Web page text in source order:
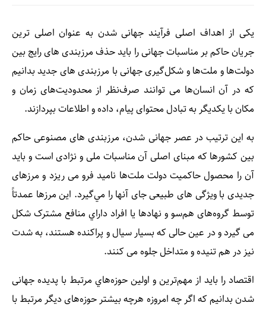
يكی از اهداف‌ اصلی فرآيند جهانی شدن‌ به عنوان اصلی ترين
جريان حاكم بر مناسبات جهانی را بايد حذف ‌مرزبندی های رايج بين
دولت‌ها و ملت‌ها‌ و شكل‌گيری جهانی با مرزبندی های جديد بدانيم
كه در آن انسان‌ها می توانند صرف‌نظر از محدوديت‌های زمان و
مكان با يكديگر به تبادل محتوای پيام‌، داده و اطلاعات بپردازند.
به اين ترتيب در عصر جهانی شدن، مرزبندی های مصنوعی حاكم
بين كشورها که‌ مبنای اصلی آن مناسبات‌ ملی و‌ ‌نژادی است‌ و بايد
آن را محصول حاکميت‌ دولت‌ ملت‌ها ناميد فرو می ريزد و مرزهای
جديدی با ويژگی های طبيعی جای آنها را مي‌گيرد. اين مرزها عمدتاً
توسط‌ گروه‌های هم‌سو و نهاد‌ها يا افراد داراي‌ منافع‌ مشترک‌ شكل
می گيرد و در عين‌ حالی كه بسيار سيال و پراکنده هستند، به شدت
نيز در هم تنيده و متداخل جلوه می كنند.
اقتصاد را بايد از مهم‌ترين و اولين حوزه‌هاي مرتبط با پديده جهانی
شدن بدانيم كه اگر چه امروزه هرچه بيشتر حوزه‌های ديگر مرتبط با